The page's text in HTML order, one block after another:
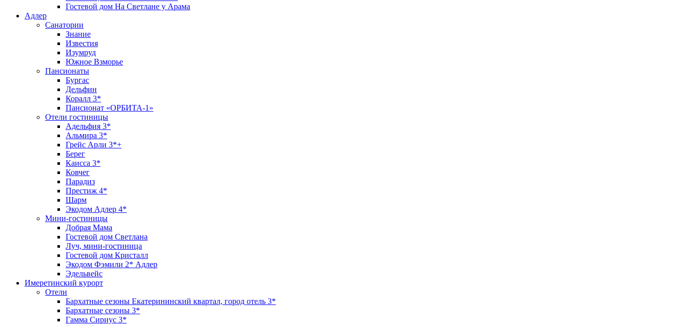
Гостевой дом На Светлане у Арама
Адлер
Санатории
Знание
Известия
Изумруд
Южное Взморье
Пансионаты
Бургас
Дельфин
Коралл 3*
Пансионат «ОРБИТА-1»
Отели гостиницы
Адельфия 3*
Альмира 3*
Грейс Арли 3*+
Берег
Каисса 3*
Ковчег
Парадиз
Престиж 4*
Шарм
Экодом Адлер 4*
Мини-гостиницы
Добрая Мама
Гостевой дом Светлана
Луч, мини-гостиница
Гостевой дом Кристалл
Экодом Фэмили 2* Адлер
Эдельвейс
Имеретинский курорт
Отели
Бархатные сезоны Екатерининский квартал, город отель 3*
Бархатные сезоны 3*
Гамма Сириус 3*